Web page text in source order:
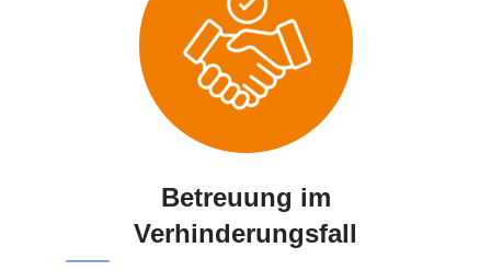
Betreuung im
Verhinderungsfall